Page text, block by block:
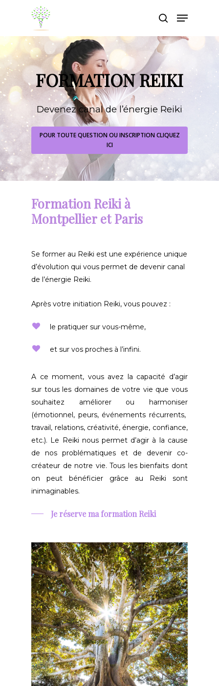
Appuyez sur Entrée pour rechercher ou sur
ESC pour fermer
FORMATION REIKI
Devenez canal de l’énergie Reiki
POUR TOUTE QUESTION OU INSCRIPTION CLIQUEZ
ICI
Formation Reiki à
Montpellier et Paris
Se former au Reiki est une expérience unique
d’évolution qui vous permet de devenir canal
de l’énergie Reiki.
Après votre initiation Reiki, vous pouvez :
le pratiquer sur vous-même,
et sur vos proches à l’infini.
A ce moment, vous avez la capacité d’agir
sur tous les domaines de votre vie que vous
souhaitez améliorer ou harmoniser
(émotionnel, peurs, événements récurrents,
travail, relations, créativité, énergie, confiance,
etc.). Le Reiki nous permet d’agir à la cause
de nos problématiques et de devenir co-
créateur de notre vie. Tous les bienfaits dont
on peut bénéficier grâce au Reiki sont
inimaginables.
Je réserve ma formation Reiki